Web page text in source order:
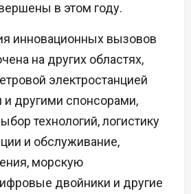
в этом году.
инновационных вызовов
на других областях,
электростанцией
и другими спонсорами,
технологий, логистику
и обслуживание,
морскую
двойники и другие